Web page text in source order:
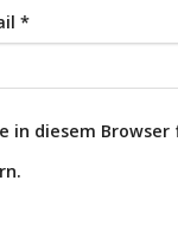
*
in diesem Browser